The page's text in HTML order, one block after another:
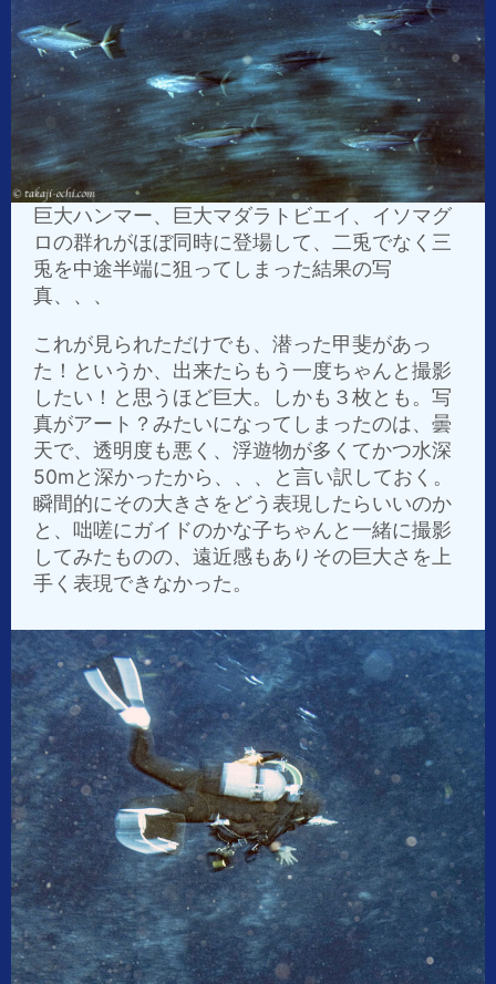
巨大ハンマー、巨大マダラトビエイ、イソマグ
ロの群れがほぼ同時に登場して、二兎でなく三
兎を中途半端に狙ってしまった結果の写
真、、、
これが見られただけでも、潜った甲斐があっ
た！というか、出来たらもう一度ちゃんと撮影
したい！と思うほど巨大。しかも３枚とも。写
真がアート？みたいになってしまったのは、曇
天で、透明度も悪く、浮遊物が多くてかつ水深
50mと深かったから、、、と言い訳しておく。
瞬間的にその大きさをどう表現したらいいのか
と、咄嗟にガイドのかな子ちゃんと一緒に撮影
してみたものの、遠近感もありその巨大さを上
手く表現できなかった。